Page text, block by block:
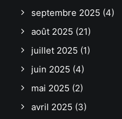
septembre 2025 (4)
août 2025 (21)
juillet 2025 (1)
juin 2025 (4)
mai 2025 (2)
avril 2025 (3)